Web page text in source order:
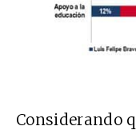
Considerando